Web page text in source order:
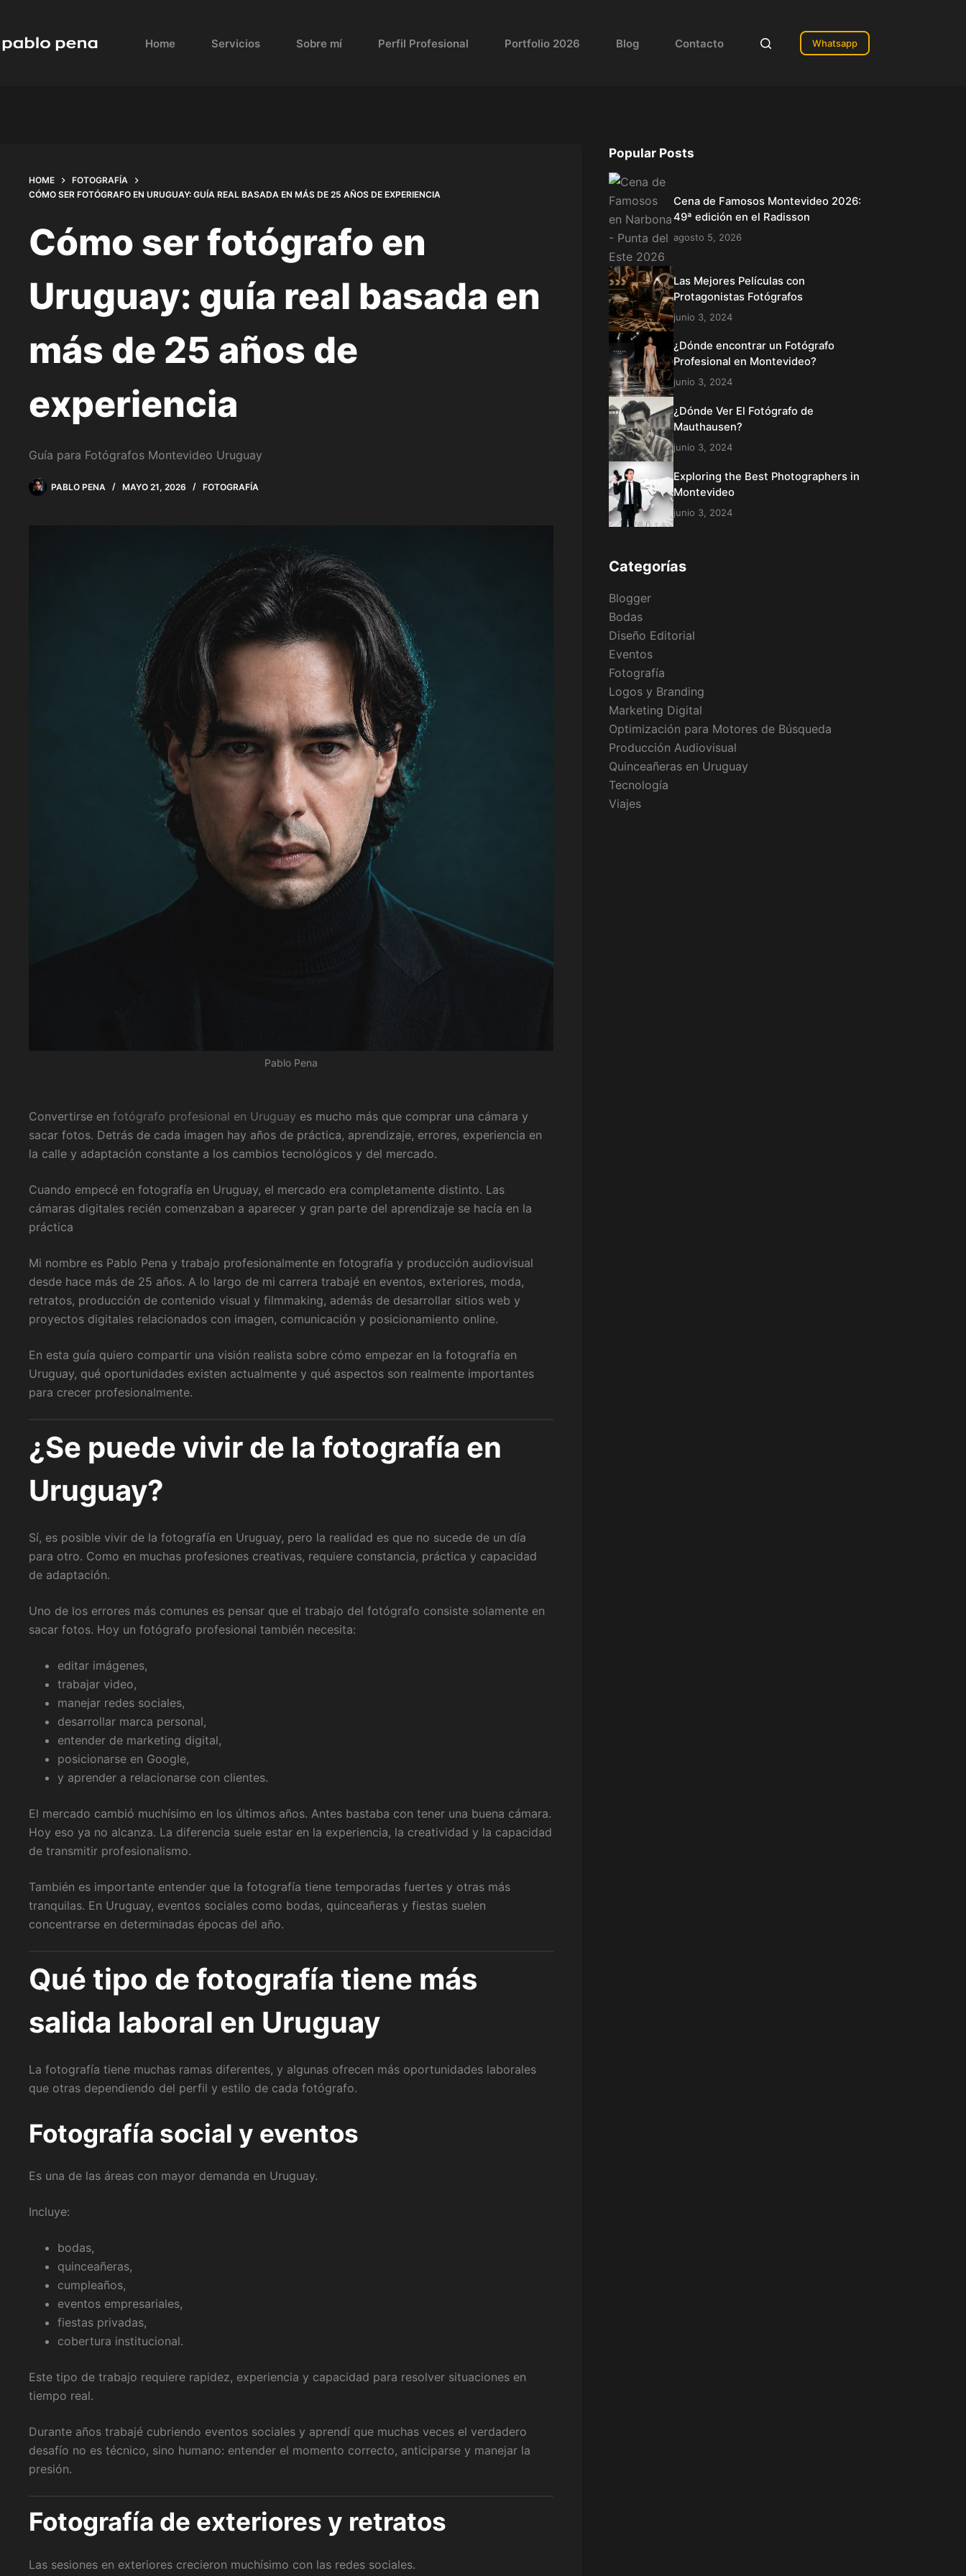
content
Home Servicios Sobre mí Perfil Profesional Portfolio 2026 Blog Contacto Whatsapp
HOME
FOTOGRAFÍA
CÓMO SER FOTÓGRAFO EN URUGUAY: GUÍA REAL BASADA EN MÁS DE 25 AÑOS DE EXPERIENCIA
Cómo ser fotógrafo en
Uruguay: guía real basada en
más de 25 años de
experiencia
Guía para Fotógrafos Montevideo Uruguay
PABLO PENA MAYO 21, 2026 FOTOGRAFÍA
Pablo Pena
Convertirse en fotógrafo profesional en Uruguay es mucho más que comprar una cámara y
sacar fotos. Detrás de cada imagen hay años de práctica, aprendizaje, errores, experiencia en
la calle y adaptación constante a los cambios tecnológicos y del mercado.
Cuando empecé en fotografía en Uruguay, el mercado era completamente distinto. Las
cámaras digitales recién comenzaban a aparecer y gran parte del aprendizaje se hacía en la
práctica
Mi nombre es Pablo Pena y trabajo profesionalmente en fotografía y producción audiovisual
desde hace más de 25 años. A lo largo de mi carrera trabajé en eventos, exteriores, moda,
retratos, producción de contenido visual y filmmaking, además de desarrollar sitios web y
proyectos digitales relacionados con imagen, comunicación y posicionamiento online.
En esta guía quiero compartir una visión realista sobre cómo empezar en la fotografía en
Uruguay, qué oportunidades existen actualmente y qué aspectos son realmente importantes
para crecer profesionalmente.
¿Se puede vivir de la fotografía en
Uruguay?
Sí, es posible vivir de la fotografía en Uruguay, pero la realidad es que no sucede de un día
para otro. Como en muchas profesiones creativas, requiere constancia, práctica y capacidad
de adaptación.
Uno de los errores más comunes es pensar que el trabajo del fotógrafo consiste solamente en
sacar fotos. Hoy un fotógrafo profesional también necesita:
editar imágenes,
trabajar video,
manejar redes sociales,
desarrollar marca personal,
entender de marketing digital,
posicionarse en Google,
y aprender a relacionarse con clientes.
El mercado cambió muchísimo en los últimos años. Antes bastaba con tener una buena cámara.
Hoy eso ya no alcanza. La diferencia suele estar en la experiencia, la creatividad y la capacidad
de transmitir profesionalismo.
También es importante entender que la fotografía tiene temporadas fuertes y otras más
tranquilas. En Uruguay, eventos sociales como bodas, quinceañeras y fiestas suelen
concentrarse en determinadas épocas del año.
Qué tipo de fotografía tiene más
salida laboral en Uruguay
La fotografía tiene muchas ramas diferentes, y algunas ofrecen más oportunidades laborales
que otras dependiendo del perfil y estilo de cada fotógrafo.
Fotografía social y eventos
Es una de las áreas con mayor demanda en Uruguay.
Incluye:
bodas,
quinceañeras,
cumpleaños,
eventos empresariales,
fiestas privadas,
cobertura institucional.
Este tipo de trabajo requiere rapidez, experiencia y capacidad para resolver situaciones en
tiempo real.
Durante años trabajé cubriendo eventos sociales y aprendí que muchas veces el verdadero
desafío no es técnico, sino humano: entender el momento correcto, anticiparse y manejar la
presión.
Fotografía de exteriores y retratos
Las sesiones en exteriores crecieron muchísimo con las redes sociales.
Popular Posts
Cena de Famosos Montevideo 2026:
49ª edición en el Radisson
agosto 5, 2026
Las Mejores Películas con
Protagonistas Fotógrafos
junio 3, 2024
¿Dónde encontrar un Fotógrafo
Profesional en Montevideo?
junio 3, 2024
¿Dónde Ver El Fotógrafo de
Mauthausen?
junio 3, 2024
Exploring the Best Photographers in
Montevideo
junio 3, 2024
Categorías
Blogger
Bodas
Diseño Editorial
Eventos
Fotografía
Logos y Branding
Marketing Digital
Optimización para Motores de Búsqueda
Producción Audiovisual
Quinceañeras en Uruguay
Tecnología
Viajes